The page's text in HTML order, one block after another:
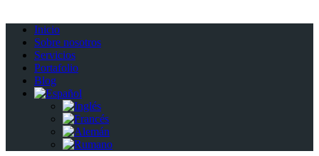
Inicio
Sobre nosotros
Servicios
Portafolio
Blog